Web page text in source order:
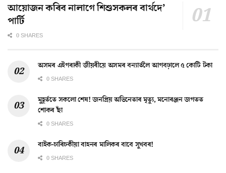
আয়োজন কৰিব নালাগে শিশুসকলৰ বাৰ্থদে’
পাৰ্টি
0 SHARES
অসমৰ এইগৰাকী জীয়ৰীয়ে অসমৰ বন্যাৰ্তলৈ আগবঢ়ালে ৫ কোটি টকা
0 SHARES
মুহূৰ্ততে সকলো শেষ! জনপ্ৰিয় অভিনেতাৰ মৃত্যু, মনোৰঞ্জন জগতত
শোকৰ ছাঁ
0 SHARES
বাইক-চাৰিচকীয়া বাহনৰ মালিকৰ বাবে সুখবৰ!
0 SHARES